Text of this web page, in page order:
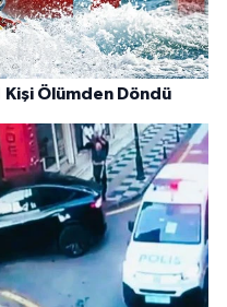
Kişi Ölümden Döndü